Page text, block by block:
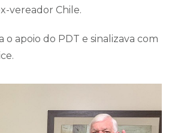
vereador Chile.
o apoio do PDT e sinalizava com